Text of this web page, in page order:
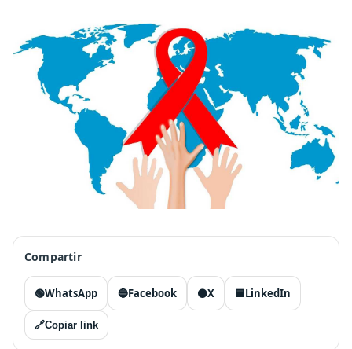
Compartir
🟢WhatsApp 🔵Facebook ⚫X 🟦LinkedIn
🔗Copiar link